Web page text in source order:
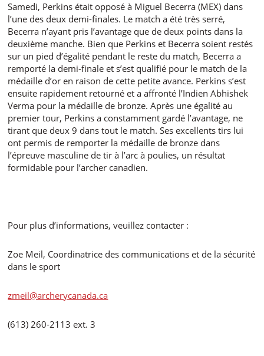
Samedi, Perkins était opposé à Miguel Becerra (MEX) dans
l’une des deux demi-finales. Le match a été très serré,
Becerra n’ayant pris l’avantage que de deux points dans la
deuxième manche. Bien que Perkins et Becerra soient restés
sur un pied d’égalité pendant le reste du match, Becerra a
remporté la demi-finale et s’est qualifié pour le match de la
médaille d’or en raison de cette petite avance. Perkins s’est
ensuite rapidement retourné et a affronté l’Indien Abhishek
Verma pour la médaille de bronze. Après une égalité au
premier tour, Perkins a constamment gardé l’avantage, ne
tirant que deux 9 dans tout le match. Ses excellents tirs lui
ont permis de remporter la médaille de bronze dans
l’épreuve masculine de tir à l’arc à poulies, un résultat
formidable pour l’archer canadien.
Pour plus d’informations, veuillez contacter :
Zoe Meil, Coordinatrice des communications et de la sécurité
dans le sport
zmeil@archerycanada.ca
(613) 260-2113 ext. 3